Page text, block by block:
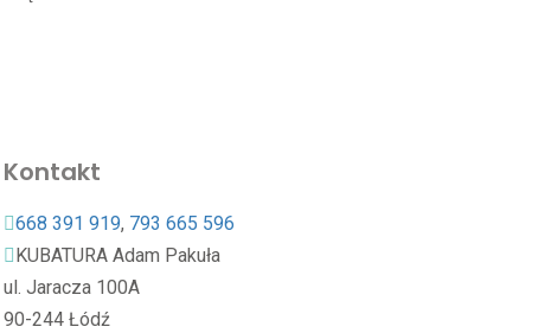
Kontakt
668 391 919, 793 665 596
KUBATURA Adam Pakuła
ul. Jaracza 100A
90-244 Łódź